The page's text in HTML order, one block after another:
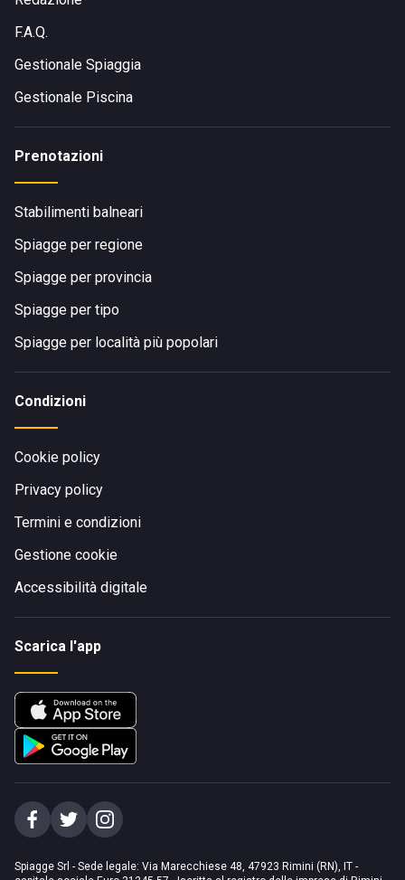
F.A.Q.
Gestionale Spiaggia
Gestionale Piscina
Prenotazioni
Stabilimenti balneari
Spiagge per regione
Spiagge per provincia
Spiagge per tipo
Spiagge per località più popolari
Condizioni
Cookie policy
Privacy policy
Termini e condizioni
Gestione cookie
Accessibilità digitale
Scarica l'app
Spiagge Srl - Sede legale: Via Marecchiese 48, 47923 Rimini (RN), IT -